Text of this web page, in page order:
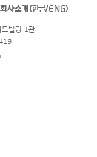
사소개(한글/ENG)
드빌딩 1관